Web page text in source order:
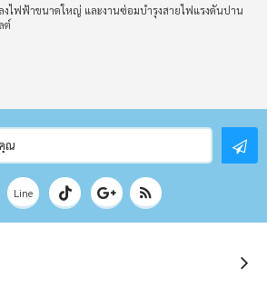
งไฟฟ้าขนาดใหญ่ และงานซ่อมบำรุงสายไฟแรงดันปาน
ต์
Line